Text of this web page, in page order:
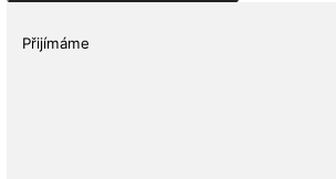
lva,
Přijímáme